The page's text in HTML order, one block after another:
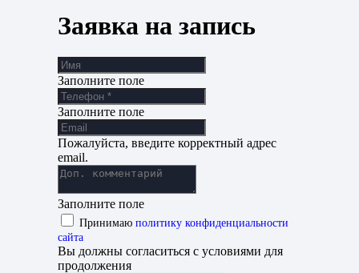
Заявка на запись
Заполните поле
Заполните поле
Пожалуйста, введите корректный адрес
email.
Заполните поле
Принимаю политику конфиденциальности
сайта
Вы должны согласиться с условиями для
продолжения